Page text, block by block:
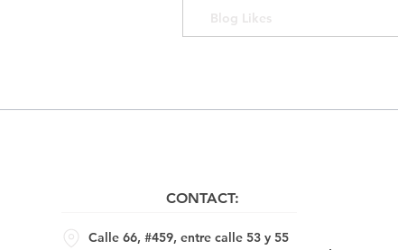
Blog Likes
CONTACT:
Calle 66, #459, entre calle 53 y 55